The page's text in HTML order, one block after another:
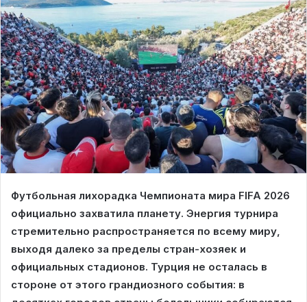
Футбольная лихорадка Чемпионата мира FIFA 2026
официально захватила планету. Энергия турнира
стремительно распространяется по всему миру,
выходя далеко за пределы стран-хозяек и
официальных стадионов. Турция не осталась в
стороне от этого грандиозного события: в